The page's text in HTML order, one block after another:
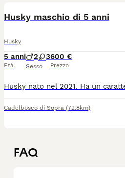
Husky maschio di 5 anni
Husky
5 anni
Età
2 3
Sesso
600 €
Prezzo
Cadelbosco di Sopra (72.8km)
FAQ